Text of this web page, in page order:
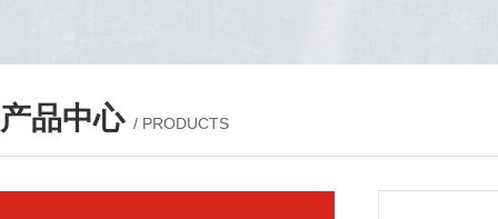
产品中心 / PRODUCTS